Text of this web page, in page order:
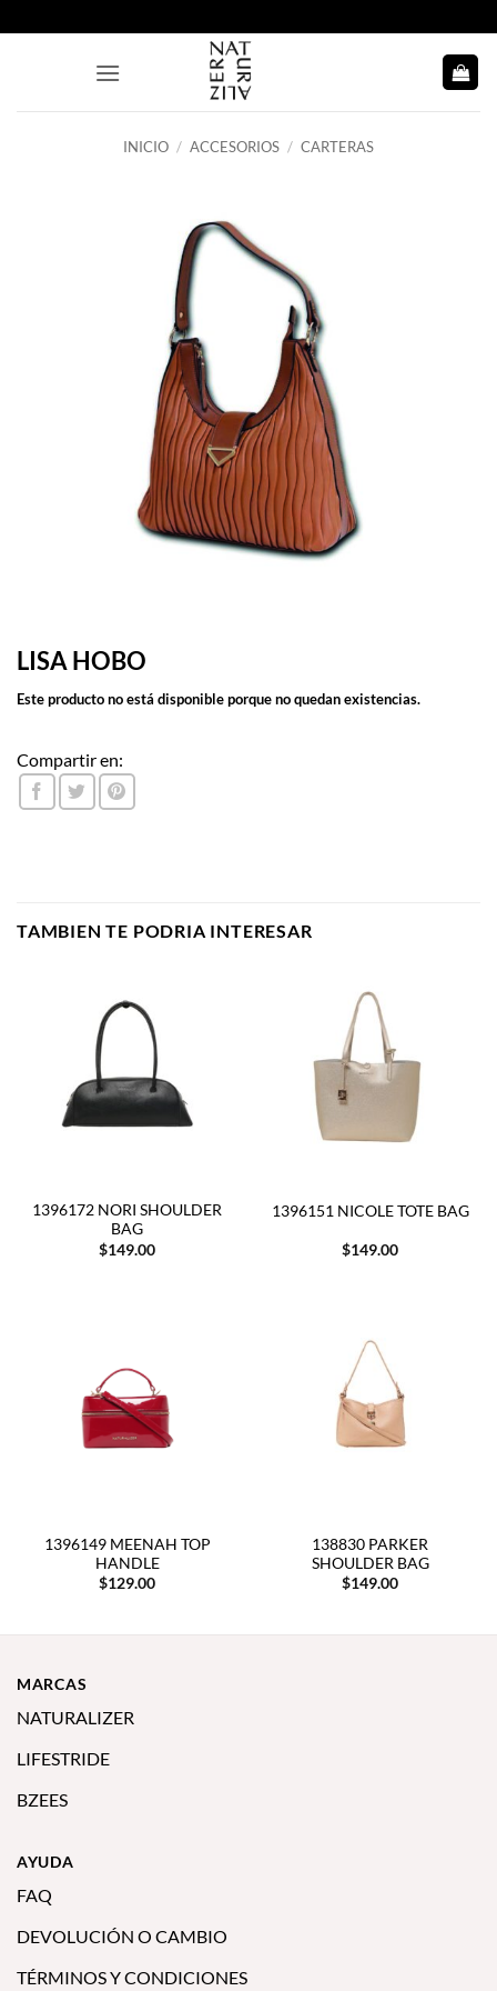
al
INICIO / ACCESORIOS / CARTERAS
LISA HOBO
Este producto no está disponible porque no quedan existencias.
Compartir en:
TAMBIEN TE PODRIA INTERESAR
1396172 NORI SHOULDER
BAG
$149.00
1396151 NICOLE TOTE BAG
$149.00
1396149 MEENAH TOP
HANDLE
$129.00
138830 PARKER
SHOULDER BAG
$149.00
MARCAS
NATURALIZER
LIFESTRIDE
BZEES
AYUDA
FAQ
DEVOLUCIÓN O CAMBIO
TÉRMINOS Y CONDICIONES